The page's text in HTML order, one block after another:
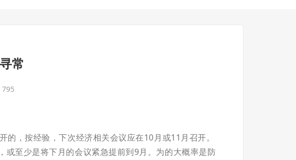
常
795
的，按经验，下次经济相关会议应在10月或11月召开。
至少是将下月的会议紧急提前到9月。为的大概率是防